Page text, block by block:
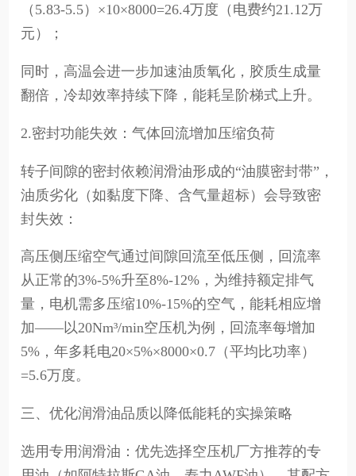
（5.83-5.5）×10×8000=26.4万度（电费约21.12万
元）；
同时，高温会进一步加速油质氧化，胶质生成量
翻倍，冷却效率持续下降，能耗呈阶梯式上升。
2.密封功能失效：气体回流增加压缩负荷
转子间隙的密封依赖润滑油形成的“油膜密封带”，
油质劣化（如黏度下降、含气量超标）会导致密
封失效：
高压侧压缩空气通过间隙回流至低压侧，回流率
从正常的3%-5%升至8%-12%，为维持额定排气
量，电机需多压缩10%-15%的空气，能耗相应增
加——以20Nm³/min空压机为例，回流率每增加
5%，年多耗电20×5%×8000×0.7（平均比功率）
=5.6万度。
三、优化润滑油品质以降低能耗的实操策略
选用专用润滑油：优先选择空压机厂方推荐的专